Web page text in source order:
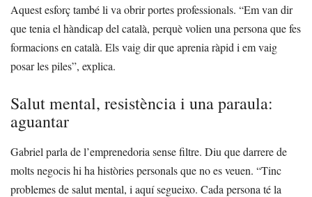
Aquest esforç també li va obrir portes professionals. “Em van dir
que tenia el hàndicap del català, perquè volien una persona que fes
formacions en català. Els vaig dir que aprenia ràpid i em vaig
posar les piles”, explica.
Salut mental, resistència i una paraula:
aguantar
Gabriel parla de l’emprenedoria sense filtre. Diu que darrere de
molts negocis hi ha històries personals que no es veuen. “Tinc
problemes de salut mental, i aquí segueixo. Cada persona té la